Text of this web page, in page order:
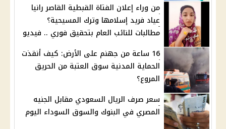
من وراء إعلان الفتاة القبطية القاصر رانيا
عياد فريد إسلامها وترك المسيحية؟
مطالبات للنائب العام بتحقيق فوري .. فيديو
16 ساعة من جهنم على الأرض: كيف أنقذت
الحماية المدنية سوق العتبة من الحريق
المروع؟
سعر صرف الريال السعودي مقابل الجنيه
المصري في البنوك والسوق السوداء اليوم